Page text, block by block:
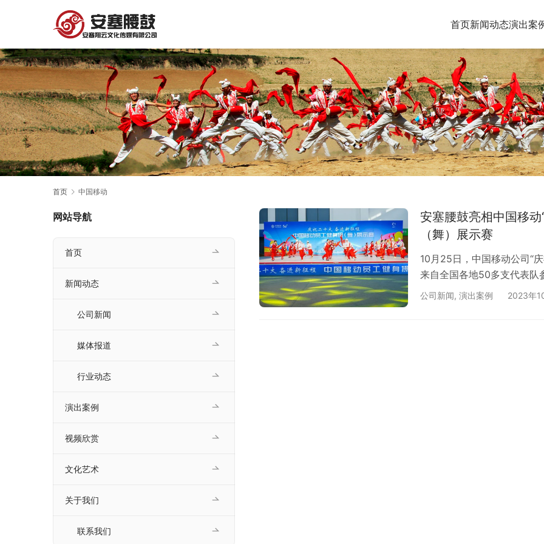
首页新闻动态演出案
首页 中国移动
安塞腰鼓亮相中国移
（舞）展示赛
10月25日，中国移动公司“
来自全国各地50多支代表队
公司新闻, 演出案例 2023年
网站导航
首页
新闻动态
公司新闻
媒体报道
行业动态
演出案例
视频欣赏
文化艺术
关于我们
联系我们